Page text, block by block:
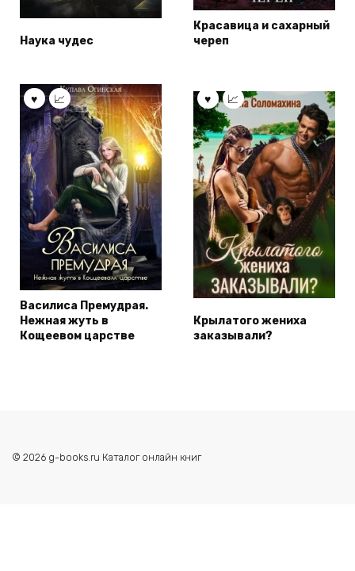
Наука чудес
Красавица и сахарный
череп
Василиса Премудрая.
Нежная жуть в
Кощеевом царстве
Крылатого жениха
заказывали?
© 2026 g-books.ru Каталог онлайн книг